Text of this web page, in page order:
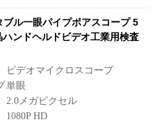
ブル一眼パイプボアスコープ 5
ンドヘルドビデオ工業用検査
ビデオマイクロスコープ
単眼
2.0メガピクセル
1080P HD